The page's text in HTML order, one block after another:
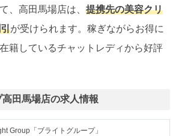
、高田馬場店は、 提携先の美容クリ
が受けられます。稼ぎながらお得に
籍しているチャットレディから好評
田馬場店の求人情報
Group「ブライトグループ」